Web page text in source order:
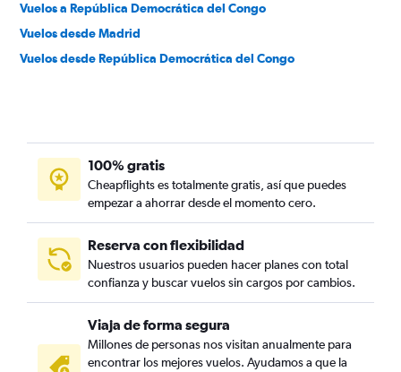
Vuelos a República Democrática del Congo
Vuelos desde Madrid
Vuelos desde República Democrática del Congo
100% gratis
Cheapflights es totalmente gratis, así que puedes
empezar a ahorrar desde el momento cero.
Reserva con flexibilidad
Nuestros usuarios pueden hacer planes con total
confianza y buscar vuelos sin cargos por cambios.
Viaja de forma segura
Millones de personas nos visitan anualmente para
encontrar los mejores vuelos. Ayudamos a que la